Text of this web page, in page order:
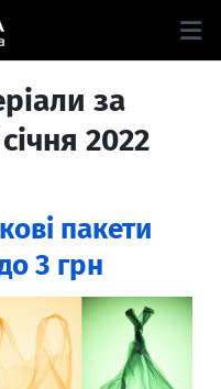
за
2022
пакети
3 грн